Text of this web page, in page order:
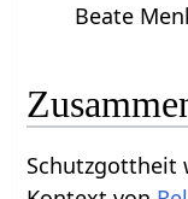
Beate
Schutzgottheit‏‎ wird man sehen können im